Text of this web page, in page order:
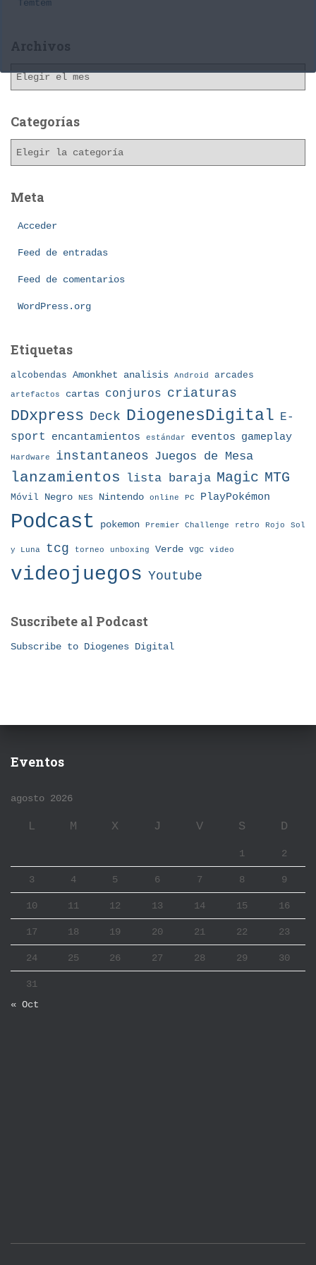
Temtem
Archivos
A
h
o
Categorías
e
Meta
Acceder
Feed de entradas
Feed de comentarios
WordPress.org
Etiquetas
alcobendas Amonkhet analisis Android arcades
artefactos cartas conjuros criaturas
DDxpress Deck DiogenesDigital E-
sport
encantamientos estándar eventos gameplay
Hardware instantaneos Juegos de Mesa
lanzamientos lista baraja Magic MTG
Móvil Negro NES Nintendo online PC PlayPokémon
Podcast pokemon Premier Challenge retro Rojo Sol
y Luna tcg torneo unboxing Verde vgc video
videojuegos Youtube
Suscribete al Podcast
Subscribe to Diogenes Digital
Eventos
agosto 2026
L M X J V S D
1 2
3 4 5 6 7 8 9
10 11 12 13 14 15 16
17 18 19 20 21 22 23
24 25 26 27 28 29 30
31
« Oct